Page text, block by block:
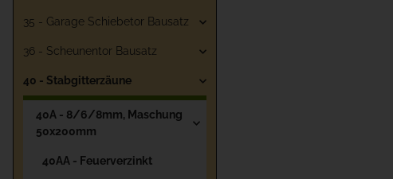
35 - Garage Schiebetor Bausatz
36 - Scheunentor Bausatz
40 - Stabgitterzäune
40A - 8/6/8mm, Maschung
50x200mm
40AA - Feuerverzinkt